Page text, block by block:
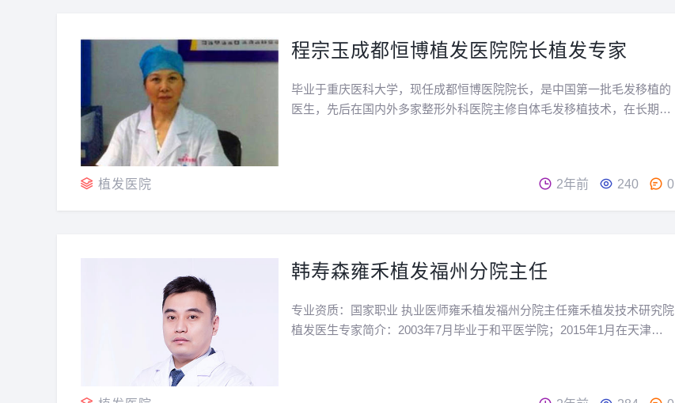
程宗玉成都恒博植发医院院长植发专家
毕业于重庆医科大学，现任成都恒博医院院长，是中国第一批毛发移植的
医生，先后在国内外多家整形外科医院主修自体毛发移植技术，在长期的
植发医院 2年前 240 0
韩寿森雍禾植发福州分院主任
专业资质：国家职业 执业医师雍禾植发福州分院主任雍禾植发技术研究院
植发医生专家简介：2003年7月毕业于和平医学院；2015年1月在天津友